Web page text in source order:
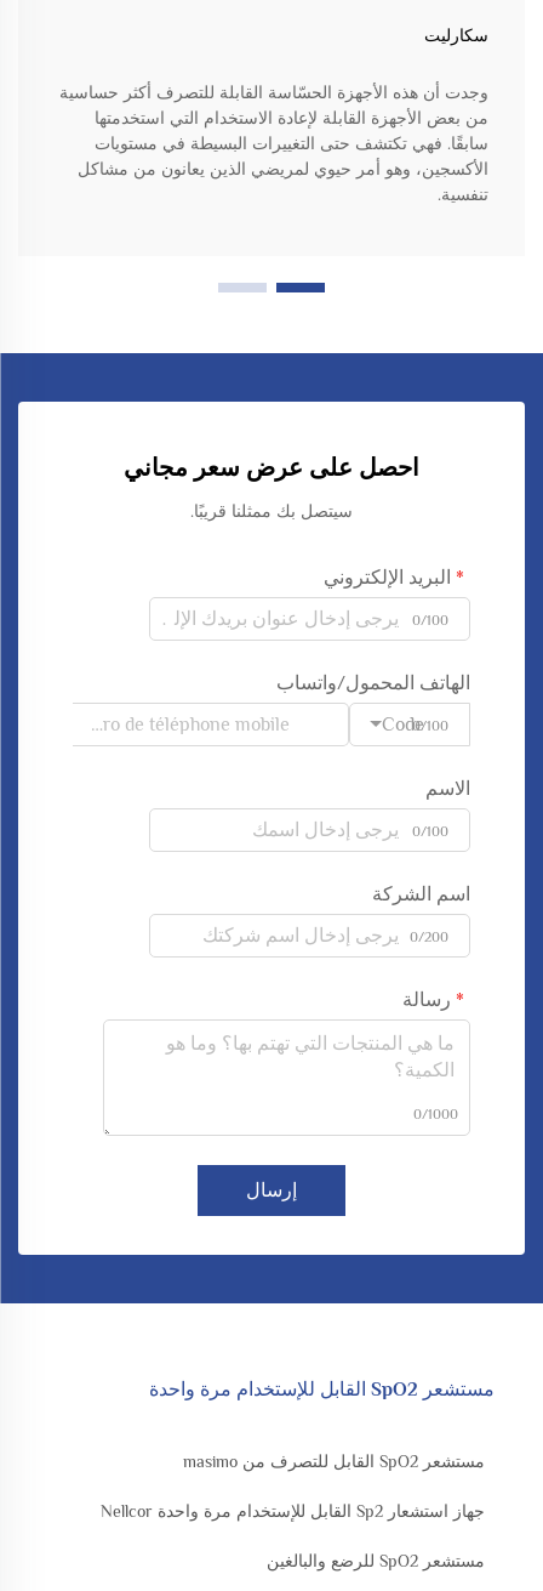
سكارليت
وجدت أن هذه الأجهزة الحسّاسة القابلة للتصرف أكثر حساسية
من بعض الأجهزة القابلة لإعادة الاستخدام التي استخدمتها
سابقًا. فهي تكتشف حتى التغييرات البسيطة في مستويات
الأكسجين، وهو أمر حيوي لمريضي الذين يعانون من مشاكل
تنفسية.
احصل على عرض سعر مجاني
سيتصل بك ممثلنا قريبًا.
البريد الإلكتروني
0/100
الهاتف المحمول/واتساب
Code0/100
الاسم
0/100
اسم الشركة
0/200
رسالة
0/1000
إرسال
مستشعر SpO2 القابل للإستخدام مرة واحدة
مستشعر SpO2 القابل للتصرف من masimo
جهاز استشعار Sp2 القابل للإستخدام مرة واحدة Nellcor
مستشعر SpO2 للرضع والبالغين